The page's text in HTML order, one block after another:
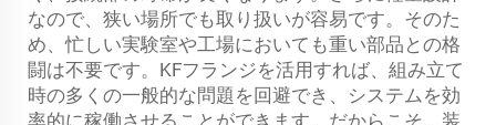
なので、狭い場所でも取り扱いが容易です。そのた
め、忙しい実験室や工場においても重い部品との格
闘は不要です。KFフランジを活用すれば、組み立て
時の多くの一般的な問題を回避でき、システムを効
率的に稼働させることができます。だからこそ、装